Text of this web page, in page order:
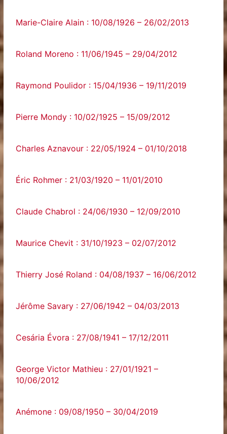
Marie-Claire Alain : 10/08/1926 – 26/02/2013
Roland Moreno : 11/06/1945 – 29/04/2012
Raymond Poulidor : 15/04/1936 – 19/11/2019
Pierre Mondy : 10/02/1925 – 15/09/2012
Charles Aznavour : 22/05/1924 – 01/10/2018
Éric Rohmer : 21/03/1920 – 11/01/2010
Claude Chabrol : 24/06/1930 – 12/09/2010
Maurice Chevit : 31/10/1923 – 02/07/2012
Thierry José Roland : 04/08/1937 – 16/06/2012
Jérôme Savary : 27/06/1942 – 04/03/2013
Cesária Évora : 27/08/1941 – 17/12/2011
George Victor Mathieu : 27/01/1921 –
10/06/2012
Anémone : 09/08/1950 – 30/04/2019